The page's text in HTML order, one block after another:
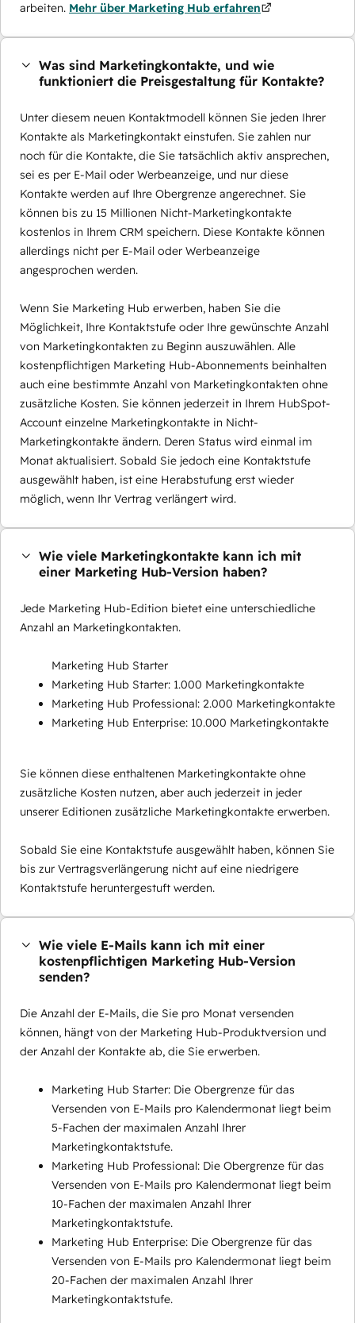
arbeiten. Mehr über Marketing Hub erfahren
Was sind Marketingkontakte, und wie
funktioniert die Preisgestaltung für Kontakte?
Unter diesem neuen Kontaktmodell können Sie jeden Ihrer
Kontakte als Marketingkontakt einstufen. Sie zahlen nur
noch für die Kontakte, die Sie tatsächlich aktiv ansprechen,
sei es per E-Mail oder Werbeanzeige, und nur diese
Kontakte werden auf Ihre Obergrenze angerechnet. Sie
können bis zu 15 Millionen Nicht-Marketingkontakte
kostenlos in Ihrem CRM speichern. Diese Kontakte können
allerdings nicht per E-Mail oder Werbeanzeige
angesprochen werden.
Wenn Sie Marketing Hub erwerben, haben Sie die
Möglichkeit, Ihre Kontaktstufe oder Ihre gewünschte Anzahl
von Marketingkontakten zu Beginn auszuwählen. Alle
kostenpflichtigen Marketing Hub-Abonnements beinhalten
auch eine bestimmte Anzahl von Marketingkontakten ohne
zusätzliche Kosten. Sie können jederzeit in Ihrem HubSpot-
Account einzelne Marketingkontakte in Nicht-
Marketingkontakte ändern. Deren Status wird einmal im
Monat aktualisiert. Sobald Sie jedoch eine Kontaktstufe
ausgewählt haben, ist eine Herabstufung erst wieder
möglich, wenn Ihr Vertrag verlängert wird.
Wie viele Marketingkontakte kann ich mit
einer Marketing Hub-Version haben?
Jede Marketing Hub-Edition bietet eine unterschiedliche
Anzahl an Marketingkontakten.
Marketing Hub Starter
Marketing Hub Starter: 1.000 Marketingkontakte
Marketing Hub Professional: 2.000 Marketingkontakte
Marketing Hub Enterprise: 10.000 Marketingkontakte
Sie können diese enthaltenen Marketingkontakte ohne
zusätzliche Kosten nutzen, aber auch jederzeit in jeder
unserer Editionen zusätzliche Marketingkontakte erwerben.
Sobald Sie eine Kontaktstufe ausgewählt haben, können Sie
bis zur Vertragsverlängerung nicht auf eine niedrigere
Kontaktstufe heruntergestuft werden.
Wie viele E-Mails kann ich mit einer
kostenpflichtigen Marketing Hub-Version
senden?
Die Anzahl der E-Mails, die Sie pro Monat versenden
können, hängt von der Marketing Hub-Produktversion und
der Anzahl der Kontakte ab, die Sie erwerben.
Marketing Hub Starter: Die Obergrenze für das
Versenden von E-Mails pro Kalendermonat liegt beim
5-Fachen der maximalen Anzahl Ihrer
Marketingkontaktstufe.
Marketing Hub Professional: Die Obergrenze für das
Versenden von E-Mails pro Kalendermonat liegt beim
10-Fachen der maximalen Anzahl Ihrer
Marketingkontaktstufe.
Marketing Hub Enterprise: Die Obergrenze für das
Versenden von E-Mails pro Kalendermonat liegt beim
20-Fachen der maximalen Anzahl Ihrer
Marketingkontaktstufe.